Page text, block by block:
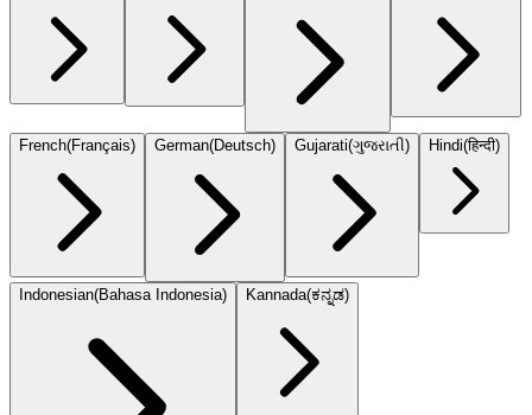
French(Français) German(Deutsch) Gujarati(ગુજરાતી) Hindi(हिन्दी)
Indonesian(Bahasa Indonesia) Kannada(ಕನ್ನಡ)